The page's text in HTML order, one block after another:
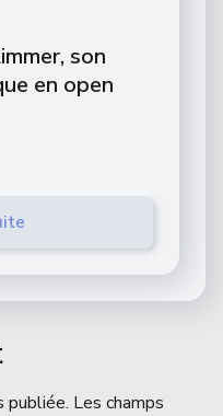
son
en open
publiée. Les champs